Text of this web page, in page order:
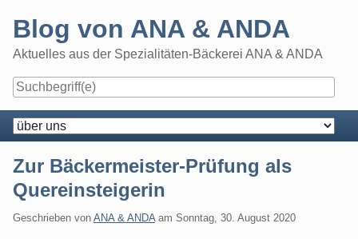
content
Blog von ANA & ANDA
Aktuelles aus der Spezialitäten-Bäckerei ANA & ANDA
Navigation
Zur Bäckermeister-Prüfung als
Quereinsteigerin
Geschrieben von ANA & ANDA am Sonntag, 30. August 2020